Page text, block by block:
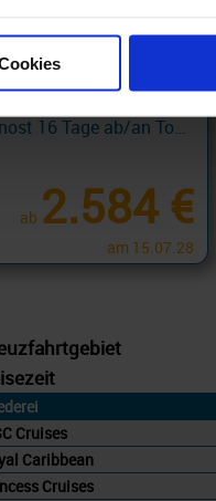
Princess Cruises Promotion - Fernost 16 Tage ab/an Tokyo + Princess Plus mit Cashback
ab 2.584 €
am 15.07.28
Cruises
Caribbean
Cruises